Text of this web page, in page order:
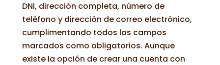
DNI, dirección completa, número de
teléfono y dirección de correo electrónico,
cumplimentando todos los campos
marcados como obligatorios. Aunque
existe la opción de crear una cuenta con